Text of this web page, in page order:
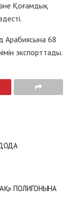
Қоғамдық
Арабиясына 68
экспорттады.
ПОЛИГОНЫНА